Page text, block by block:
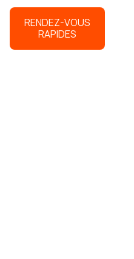
RENDEZ-VOUS
RAPIDES